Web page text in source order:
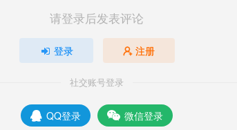
请登录后发表评论
登录 注册
社交账号登录
QQ登录 微信登录